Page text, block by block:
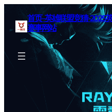
首页–英雄联盟竞猜-2025
赛事网站